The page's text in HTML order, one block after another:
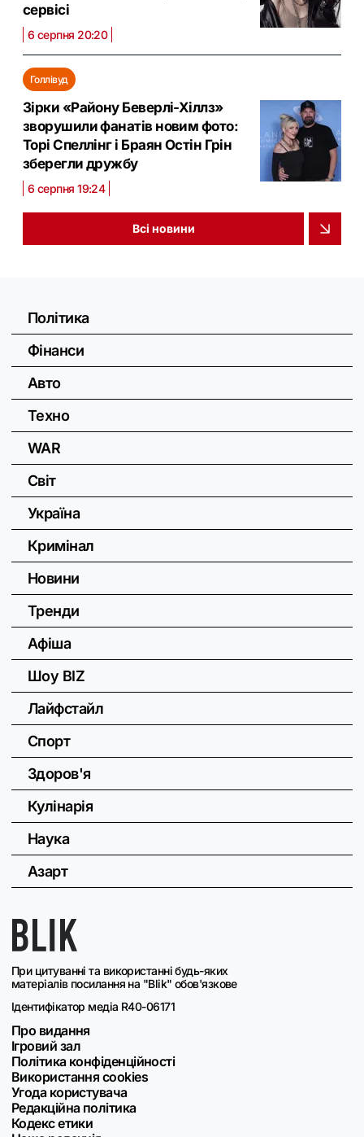
сервісі
6 серпня 20:20
Голлівуд
Зірки «Району Беверлі-Хіллз»
зворушили фанатів новим фото:
Торі Спеллінг і Браян Остін Грін
зберегли дружбу
6 серпня 19:24
Всі новини
При цитуванні та використанні будь-яких
матеріалів посилання на "Blik" обов'язкове
Ідентифікатор медіа R40-06171
Про видання
Ігровий зал
Політика конфіденційності
Використання cookies
Угода користувача
Редакційна політика
Кодекс етики
Політика
Фінанси
Авто
Техно
WAR
Світ
Україна
Кримінал
Новини
Тренди
Афіша
Шоу BIZ
Лайфстайл
Спорт
Здоров'я
Кулінарія
Наука
Азарт